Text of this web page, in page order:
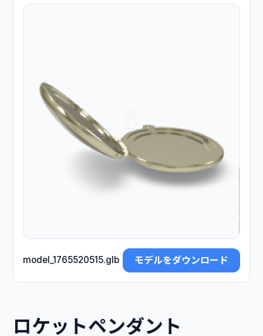
model_1765520515.glb モデルをダウンロード
ロケットペンダント